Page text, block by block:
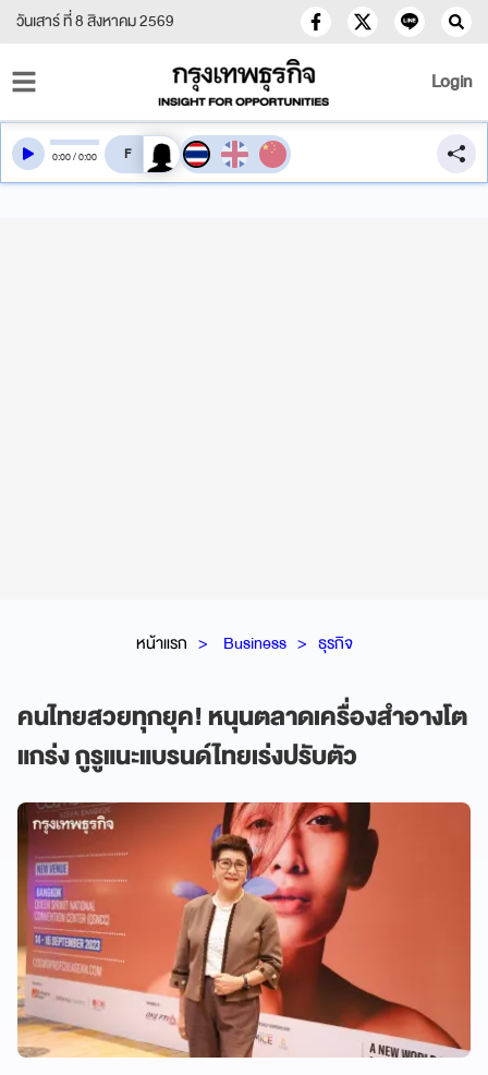
วันเสาร์ ที่ 8 สิงหาคม 2569
Login
หน้าแรก Business ธุรกิจ
คนไทยสวยทุกยุค! หนุนตลาดเครื่องสำอางโต
แกร่ง กูรูแนะแบรนด์ไทยเร่งปรับตัว
0:00/0:00 สลับเสียงอ่าน